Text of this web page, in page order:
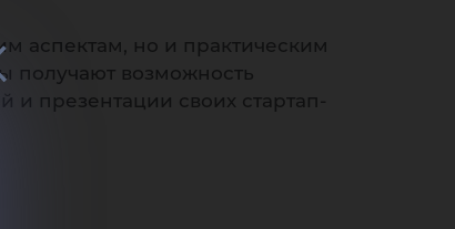
аспектам, но и практическим
получают возможность
и презентации своих стартап-